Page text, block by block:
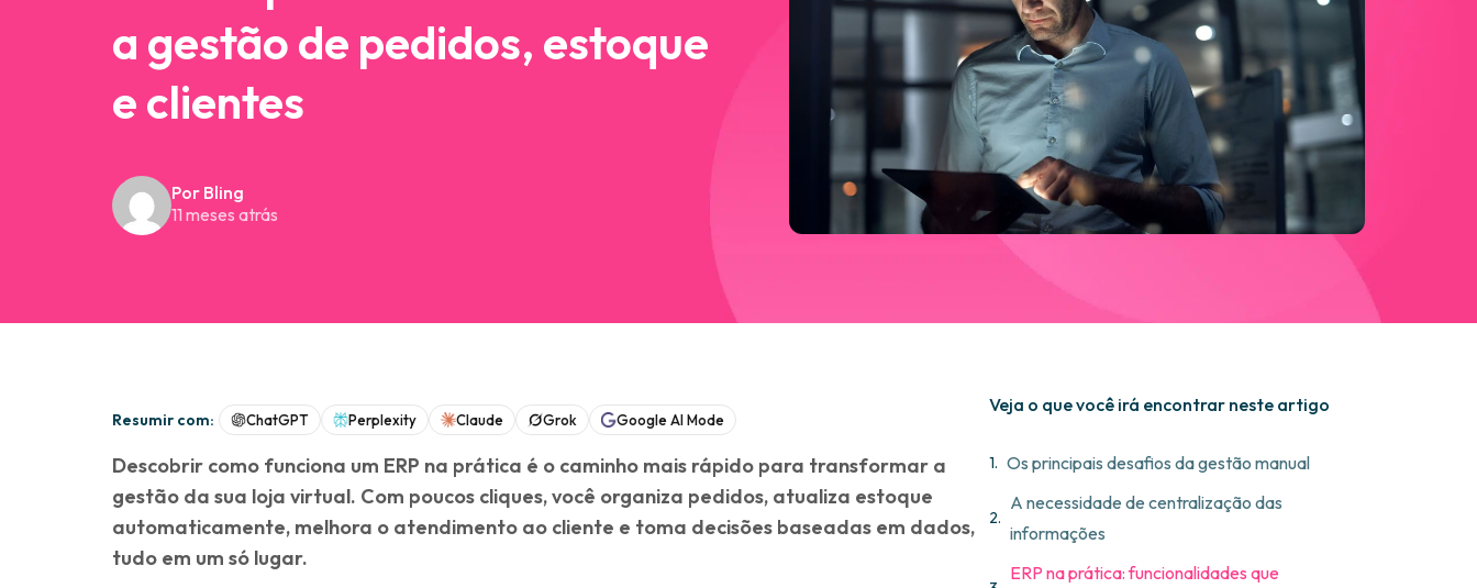
a gestão de pedidos, estoque
e clientes
Por Bling
11 meses atrás
Resumir com: ChatGPT Perplexity Claude Grok Google AI Mode
Descobrir como funciona um ERP na prática é o caminho mais rápido para transformar a
gestão da sua loja virtual. Com poucos cliques, você organiza pedidos, atualiza estoque
automaticamente, melhora o atendimento ao cliente e toma decisões baseadas em dados,
tudo em um só lugar.
Veja o que você irá encontrar neste artigo
Os principais desafios da gestão manual
A necessidade de centralização das
informações
ERP na prática: funcionalidades que